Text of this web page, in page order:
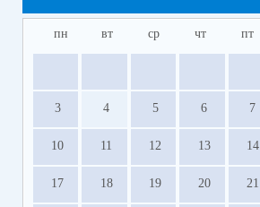
пн вт ср чт пт
3 4 5 6 7
10 11 12 13 14
17 18 19 20 21